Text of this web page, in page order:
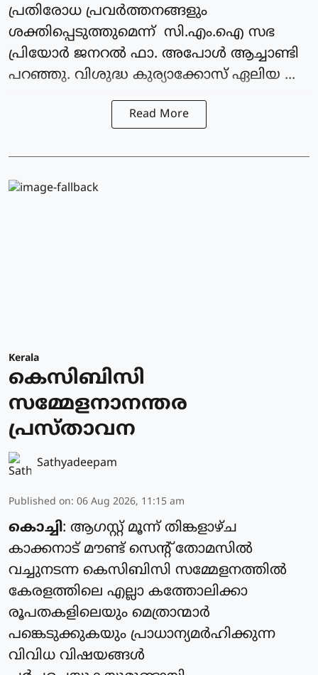
പ്രതിരോധ പ്രവർത്തനങ്ങളും
ശക്തിപ്പെടുത്തുമെന്ന് സി.എം.ഐ സഭ
പ്രിയോർ ജനറൽ ഫാ. അപോൾ ആച്ചാണ്ടി
പറഞ്ഞു. വിശുദ്ധ കുര്യാക്കോസ് ഏലിയ ...
Read More
Kerala
കെസിബിസി
സമ്മേളനാനന്തര
പ്രസ്താവന
Sathyadeepam
Published on: 06 Aug 2026, 11:15 am
കൊച്ചി: ആഗസ്റ്റ് മൂന്ന് തിങ്കളാഴ്ച
കാക്കനാട് മൗണ്ട് സെന്റ് തോമസില്‍
വച്ചുനടന്ന കെസിബിസി സമ്മേളനത്തില്‍
കേരളത്തിലെ എല്ലാ കത്തോലിക്കാ
രൂപതകളിലെയും മെത്രാന്മാര്‍
പങ്കെടുക്കുകയും പ്രാധാന്യമര്‍ഹിക്കുന്ന
വിവിധ വിഷയങ്ങള്‍